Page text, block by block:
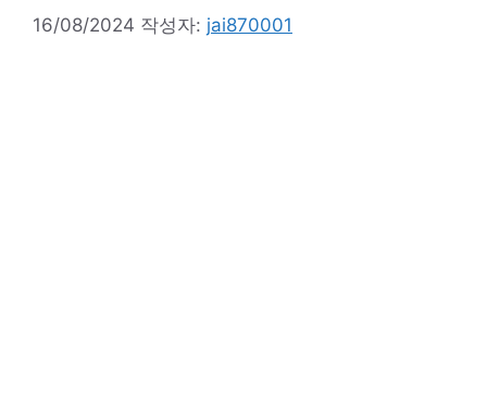
16/08/2024 작성자: jai870001